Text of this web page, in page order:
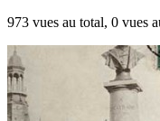
973 vues au total, 0 vues